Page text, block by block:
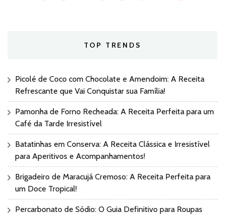
TOP TRENDS
Picolé de Coco com Chocolate e Amendoim: A Receita
Refrescante que Vai Conquistar sua Família!
Pamonha de Forno Recheada: A Receita Perfeita para um
Café da Tarde Irresistível
Batatinhas em Conserva: A Receita Clássica e Irresistível
para Aperitivos e Acompanhamentos!
Brigadeiro de Maracujá Cremoso: A Receita Perfeita para
um Doce Tropical!
Percarbonato de Sódio: O Guia Definitivo para Roupas